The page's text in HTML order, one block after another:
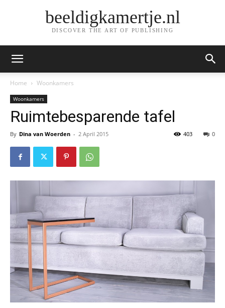
beeldigkamertje.nl
DISCOVER THE ART OF PUBLISHING
Home Woonkamers
Woonkamers
Ruimtebesparende tafel
By Dina van Woerden - 2 April 2015 0
403